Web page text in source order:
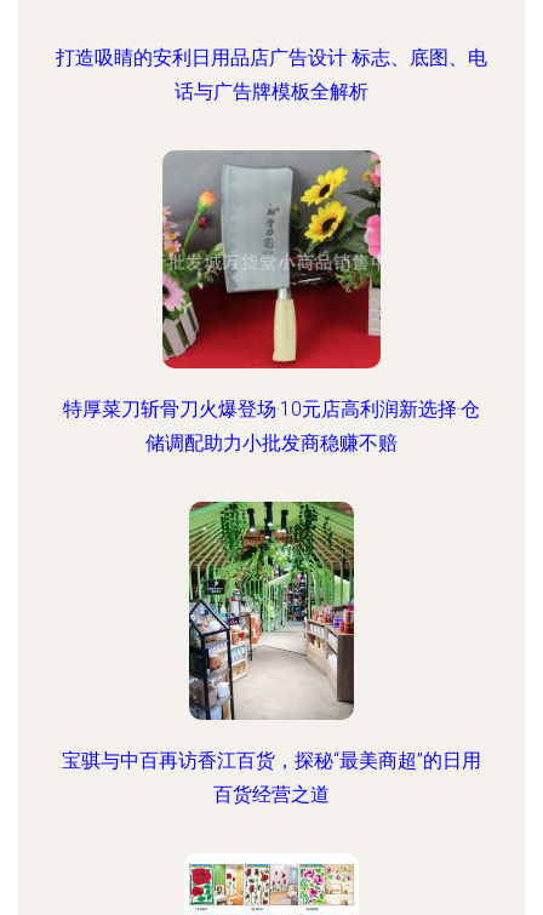
打造吸睛的安利日用品店广告设计 标志、底图、电
话与广告牌模板全解析
特厚菜刀斩骨刀火爆登场·10元店高利润新选择·仓
储调配助力小批发商稳赚不赔
宝骐与中百再访香江百货，探秘“最美商超”的日用
百货经营之道